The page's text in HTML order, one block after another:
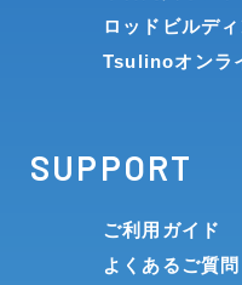
ロッドビルデ
Tsulinoオンラ
SUPPORT
ご利用ガイド
よくあるご質問